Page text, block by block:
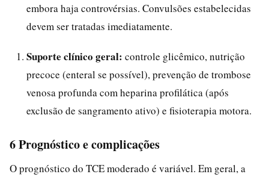
embora haja controvérsias. Convulsões estabelecidas
devem ser tratadas imediatamente.
Suporte clínico geral: controle glicêmico, nutrição
precoce (enteral se possível), prevenção de trombose
venosa profunda com heparina profilática (após
exclusão de sangramento ativo) e fisioterapia motora.
6 Prognóstico e complicações
O prognóstico do TCE moderado é variável. Em geral, a